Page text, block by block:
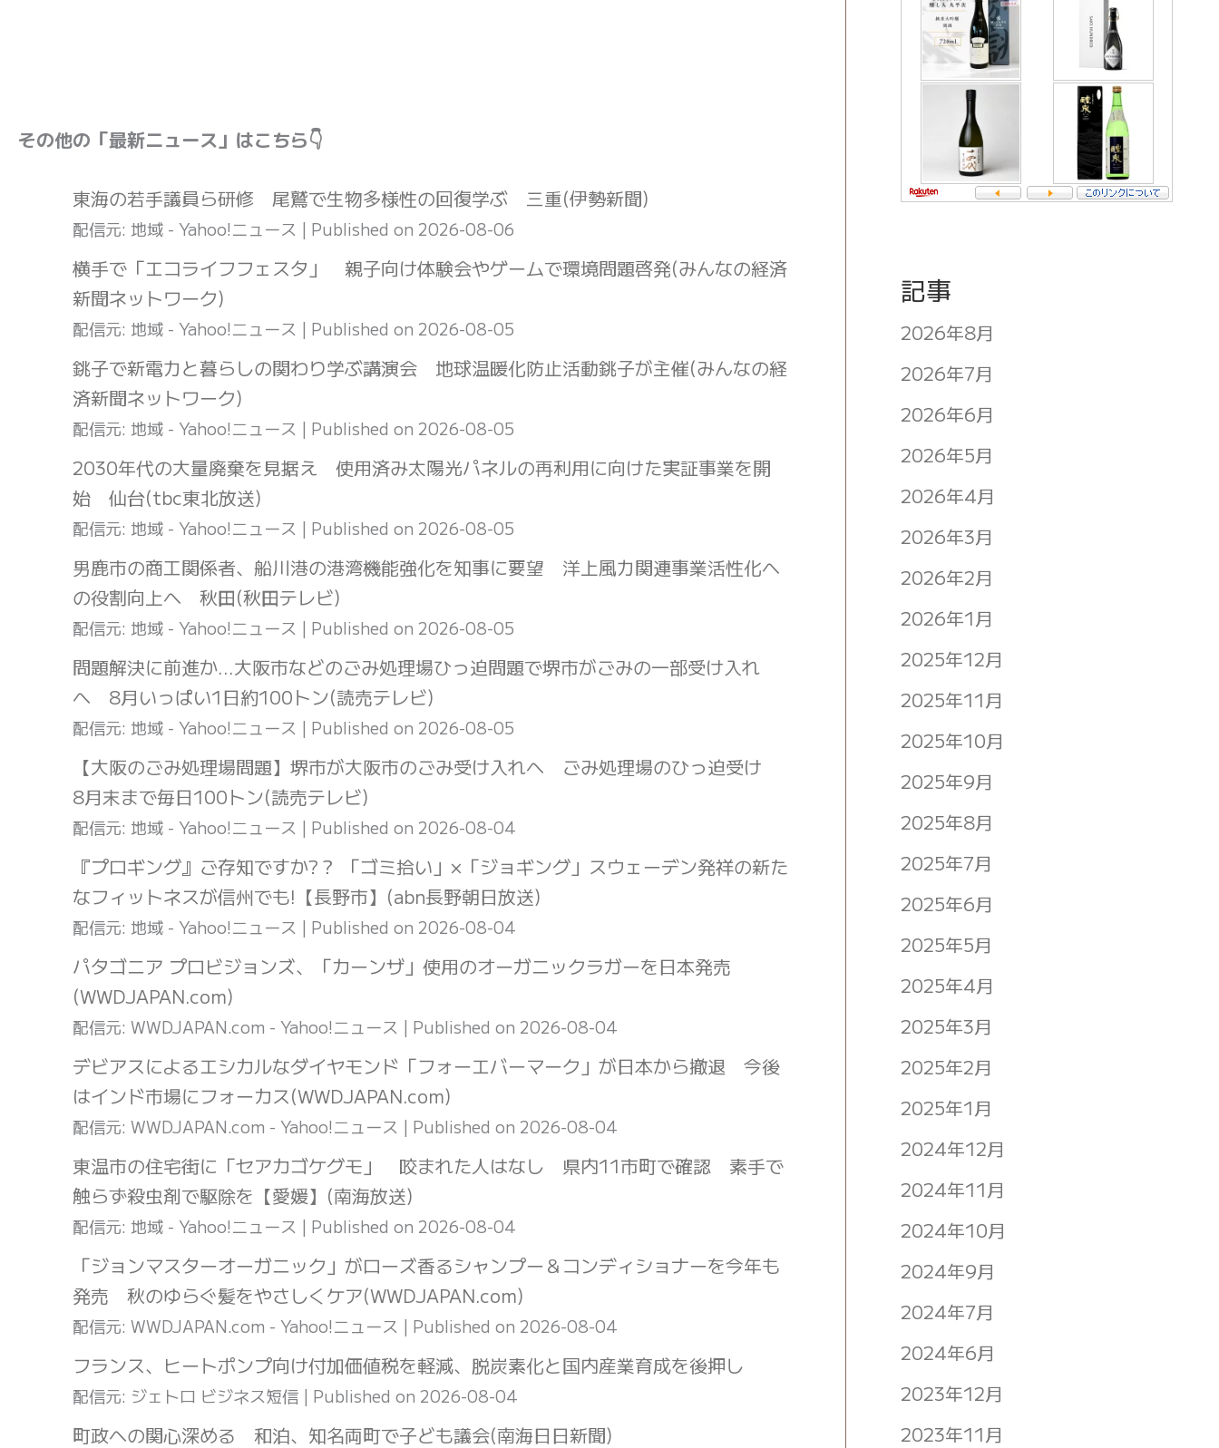
その他の「最新ニュース」はこちら👇
東海の若手議員ら研修 尾鷲で生物多様性の回復学ぶ 三重(伊勢新聞)
配信元: 地域 - Yahoo!ニュース Published on 2026-08-06
横手で「エコライフフェスタ」 親子向け体験会やゲームで環境問題啓発(みんなの経済
新聞ネットワーク)
配信元: 地域 - Yahoo!ニュース Published on 2026-08-05
銚子で新電力と暮らしの関わり学ぶ講演会 地球温暖化防止活動銚子が主催(みんなの経
済新聞ネットワーク)
配信元: 地域 - Yahoo!ニュース Published on 2026-08-05
2030年代の大量廃棄を見据え 使用済み太陽光パネルの再利用に向けた実証事業を開
始 仙台(tbc東北放送)
配信元: 地域 - Yahoo!ニュース Published on 2026-08-05
男鹿市の商工関係者、船川港の港湾機能強化を知事に要望 洋上風力関連事業活性化へ
の役割向上へ 秋田(秋田テレビ)
配信元: 地域 - Yahoo!ニュース Published on 2026-08-05
問題解決に前進か…大阪市などのごみ処理場ひっ迫問題で堺市がごみの一部受け入れ
へ 8月いっぱい1日約100トン(読売テレビ)
配信元: 地域 - Yahoo!ニュース Published on 2026-08-05
【大阪のごみ処理場問題】堺市が大阪市のごみ受け入れへ ごみ処理場のひっ迫受け
8月末まで毎日100トン(読売テレビ)
配信元: 地域 - Yahoo!ニュース Published on 2026-08-04
『プロギング』ご存知ですか?？ 「ゴミ拾い」×「ジョギング」スウェーデン発祥の新た
なフィットネスが信州でも!【長野市】(abn長野朝日放送)
配信元: 地域 - Yahoo!ニュース Published on 2026-08-04
パタゴニア プロビジョンズ、「カーンザ」使用のオーガニックラガーを日本発売
(WWDJAPAN.com)
配信元: WWDJAPAN.com - Yahoo!ニュース Published on 2026-08-04
デビアスによるエシカルなダイヤモンド「フォーエバーマーク」が日本から撤退 今後
はインド市場にフォーカス(WWDJAPAN.com)
配信元: WWDJAPAN.com - Yahoo!ニュース Published on 2026-08-04
東温市の住宅街に「セアカゴケグモ」 咬まれた人はなし 県内11市町で確認 素手で
触らず殺虫剤で駆除を【愛媛】(南海放送)
配信元: 地域 - Yahoo!ニュース Published on 2026-08-04
「ジョンマスターオーガニック」がローズ香るシャンプー＆コンディショナーを今年も
発売 秋のゆらぐ髪をやさしくケア(WWDJAPAN.com)
配信元: WWDJAPAN.com - Yahoo!ニュース Published on 2026-08-04
フランス、ヒートポンプ向け付加価値税を軽減、脱炭素化と国内産業育成を後押し
配信元: ジェトロ ビジネス短信 Published on 2026-08-04
町政への関心深める 和泊、知名両町で子ども議会(南海日日新聞)
記事
2026年8月
2026年7月
2026年6月
2026年5月
2026年4月
2026年3月
2026年2月
2026年1月
2025年12月
2025年11月
2025年10月
2025年9月
2025年8月
2025年7月
2025年6月
2025年5月
2025年4月
2025年3月
2025年2月
2025年1月
2024年12月
2024年11月
2024年10月
2024年9月
2024年7月
2024年6月
2023年12月
2023年11月